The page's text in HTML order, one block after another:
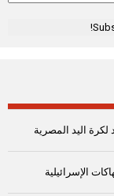
اليد المصرية
الإسرائيلية